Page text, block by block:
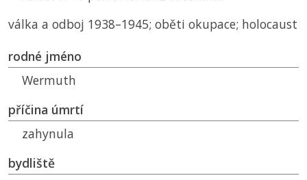
válka a odboj 1938–1945; oběti okupace; holocaust
rodné jméno
Wermuth
příčina úmrtí
zahynula
bydliště